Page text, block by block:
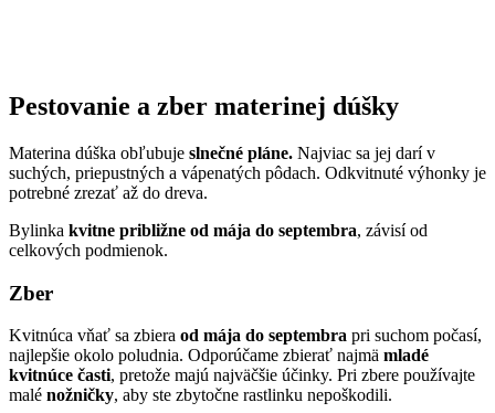
Pestovanie a zber materinej dúšky
Materina dúška obľubuje slnečné pláne. Najviac sa jej darí v
suchých, priepustných a vápenatých pôdach. Odkvitnuté výhonky je
potrebné zrezať až do dreva.
Bylinka kvitne približne od mája do septembra, závisí od
celkových podmienok.
Zber
Kvitnúca vňať sa zbiera od mája do septembra pri suchom počasí,
najlepšie okolo poludnia. Odporúčame zbierať najmä mladé
kvitnúce časti, pretože majú najväčšie účinky. Pri zbere používajte
malé nožničky, aby ste zbytočne rastlinku nepoškodili.